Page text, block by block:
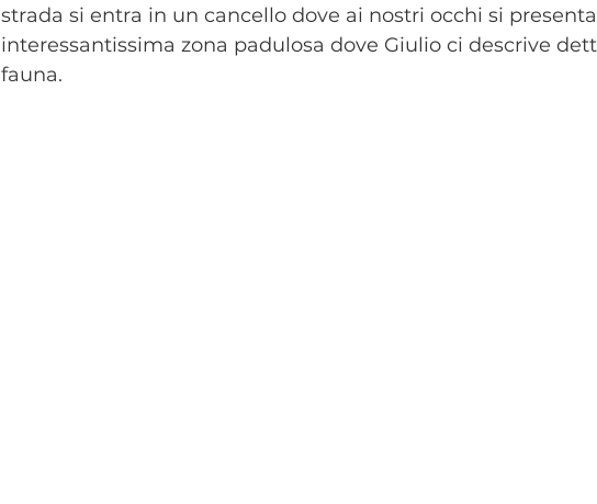
strada si entra in un cancello dove ai nostri occhi si
interessantissima zona padulosa dove Giulio ci descrive
fauna.